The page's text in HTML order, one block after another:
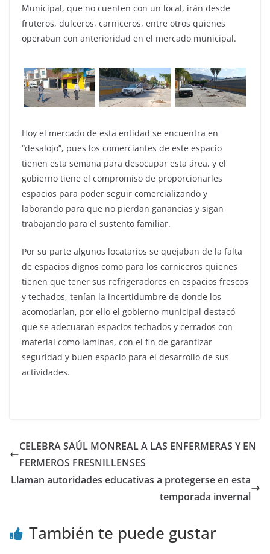
Municipal, que no cuenten con un local, irán desde
fruteros, dulceros, carniceros, entre otros quienes
operaban con anterioridad en el mercado municipal.
Hoy el mercado de esta entidad se encuentra en
“desalojo”, pues los comerciantes de este espacio
tienen esta semana para desocupar esta área, y el
gobierno tiene el compromiso de proporcionarles
espacios para poder seguir comercializando y
laborando para que no pierdan ganancias y sigan
trabajando para el sustento familiar.
Por su parte algunos locatarios se quejaban de la falta
de espacios dignos como para los carniceros quienes
tienen que tener sus refrigeradores en espacios frescos
y techados, tenían la incertidumbre de donde los
acomodarían, por ello el gobierno municipal destacó
que se adecuaran espacios techados y cerrados con
material como laminas, con el fin de garantizar
seguridad y buen espacio para el desarrollo de sus
actividades.
CELEBRA SAÚL MONREAL A LAS ENFERMERAS Y EN
FERMEROS FRESNILLENSES
Llaman autoridades educativas a protegerse en esta
temporada invernal
También te puede gustar